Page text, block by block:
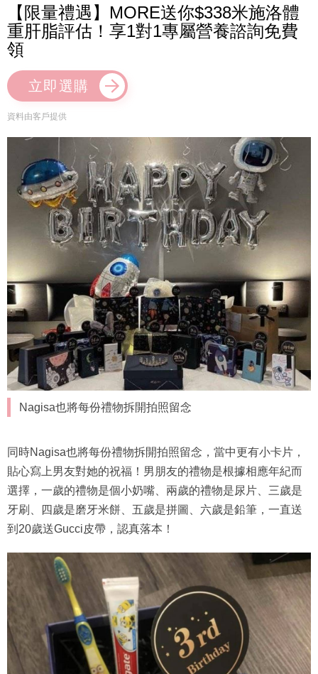
【限量禮遇】MORE送你$338米施洛體
重肝脂評估！享1對1專屬營養諮詢免費
領
立即選購
資料由客戶提供
Nagisa也將每份禮物拆開拍照留念
同時Nagisa也將每份禮物拆開拍照留念，當中更有小卡片，
貼心寫上男友對她的祝福！男朋友的禮物是根據相應年紀而
選擇，一歲的禮物是個小奶嘴、兩歲的禮物是尿片、三歲是
牙刷、四歲是磨牙米餅、五歲是拼圖、六歲是鉛筆，一直送
到20歲送Gucci皮帶，認真落本！